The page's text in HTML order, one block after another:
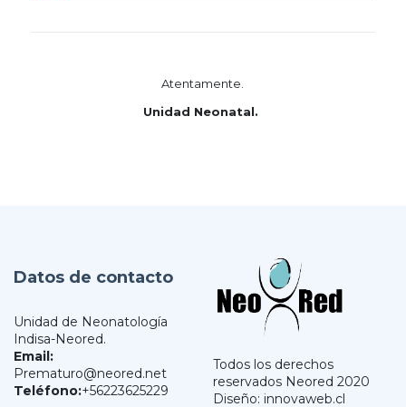
Atentamente.
Unidad Neonatal.
Datos de contacto
Unidad de Neonatología
Indisa-Neored.
Email:
Prematuro@neored.net
Teléfono:+56223625229
Todos los derechos
reservados Neored 2020
Diseño: innovaweb.cl